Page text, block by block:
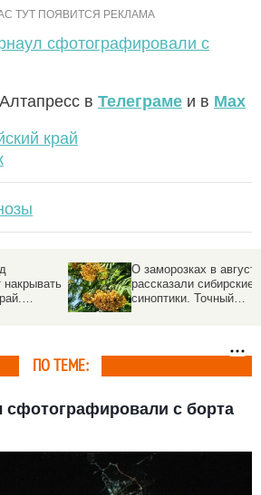
сфотографировали с
в Телеграме и в Max
край
О заморозках в августе
рассказали сибирские
синоптики. Точный
ПО ТЕМЕ:
сфотографировали с борта